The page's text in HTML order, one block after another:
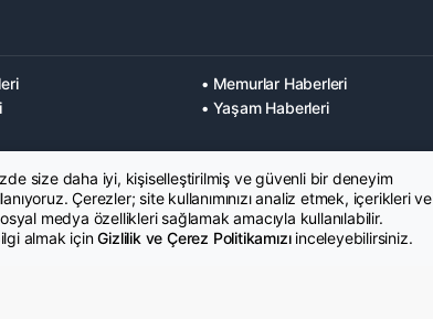
• Memurlar Haberleri
• Yaşam Haberleri
size daha iyi, kişiselleştirilmiş ve güvenli bir deneyim
Çerezler; site kullanımınızı analiz etmek, içerikleri ve
medya özellikleri sağlamak amacıyla kullanılabilir.
almak içinGizlilik ve Çerez Politikamızıinceleyebilirsiniz.